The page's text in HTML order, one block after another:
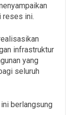
reses ini.
infrastruktur
yang
seluruh
berlangsung